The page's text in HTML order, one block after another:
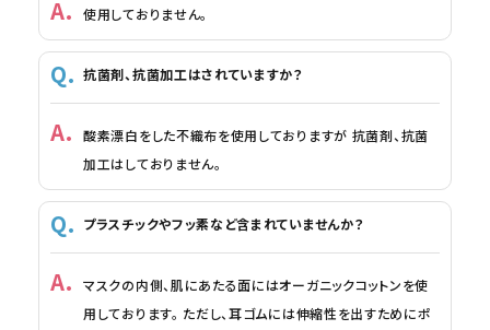
使用しておりません。
抗菌剤、抗菌加工はされていますか？
酸素漂白をした不織布を使用しておりますが 抗菌剤、抗菌
加工はしておりません。
プラスチックやフッ素など含まれていませんか？
マスクの内側、肌にあたる面にはオーガニックコットンを使
用しております。 ただし、耳ゴムには伸縮性を出すためにポ